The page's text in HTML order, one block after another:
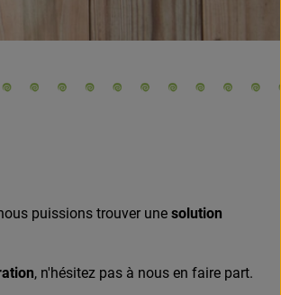
puissions trouver une solution
, n'hésitez pas à nous en faire part.